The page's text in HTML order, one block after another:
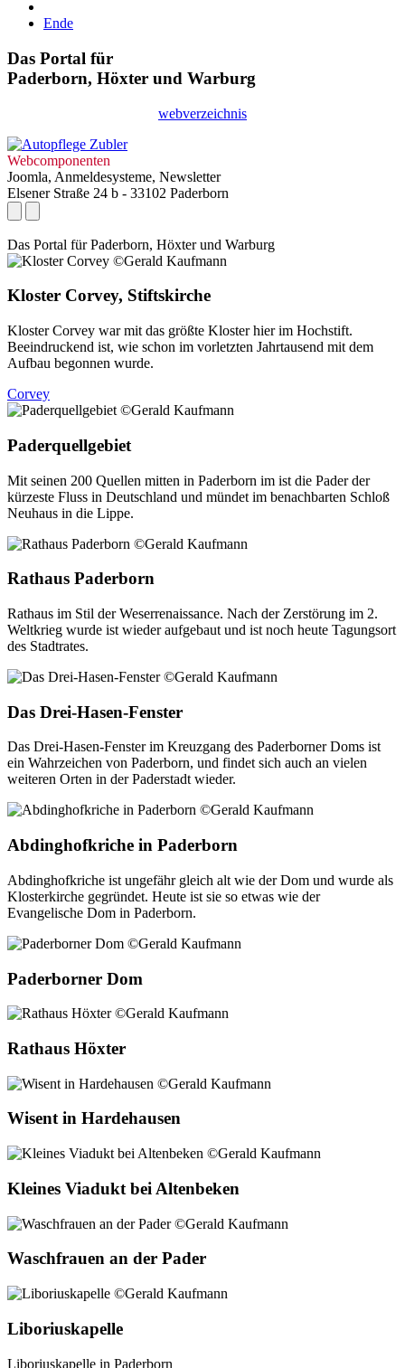
Ende
Das Portal für
Paderborn, Höxter und Warburg
webverzeichnis
Webcomponenten
Joomla, Anmeldesysteme, Newsletter
Elsener Straße 24 b - 33102 Paderborn
Das Portal fürPaderborn, Höxterund Warburg
Kloster Corvey, Stiftskirche
Kloster Corvey war mit das größte Kloster hier im Hochstift.
Beeindruckend ist, wie schon im vorletzten Jahrtausend mit dem
Aufbau begonnen wurde.
Corvey
Paderquellgebiet
Mit seinen 200 Quellen mitten in Paderborn im ist die Pader der
kürzeste Fluss in Deutschland und mündet im benachbarten Schloß
Neuhaus in die Lippe.
Rathaus Paderborn
Rathaus im Stil der Weserrenaissance. Nach der Zerstörung im 2.
Weltkrieg wurde ist wieder aufgebaut und ist noch heute Tagungsort
des Stadtrates.
Das Drei-Hasen-Fenster
Das Drei-Hasen-Fenster im Kreuzgang des Paderborner Doms ist
ein Wahrzeichen von Paderborn, und findet sich auch an vielen
weiteren Orten in der Paderstadt wieder.
Abdinghofkriche in Paderborn
Abdinghofkriche ist ungefähr gleich alt wie der Dom und wurde als
Klosterkirche gegründet. Heute ist sie so etwas wie der
Evangelische Dom in Paderborn.
Paderborner Dom
Rathaus Höxter
Wisent in Hardehausen
Kleines Viadukt bei Altenbeken
Waschfrauen an der Pader
Liboriuskapelle
Liboriuskapelle in Paderborn